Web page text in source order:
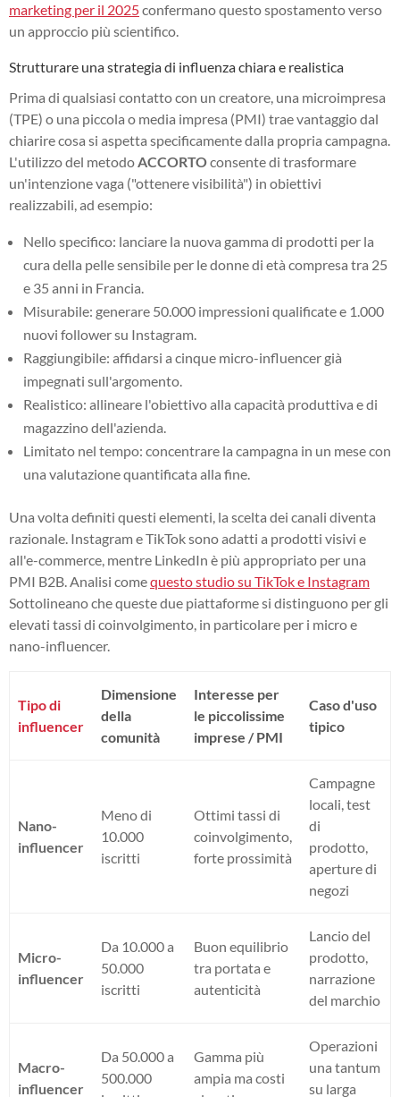
marketing per il 2025confermano questo spostamento verso
un approccio più scientifico.
Strutturare una strategia di influenza chiara e realistica
Prima di qualsiasi contatto con un creatore, una microimpresa
(TPE) o una piccola o media impresa (PMI) trae vantaggio dal
chiarire cosa si aspetta specificamente dalla propria campagna.
L'utilizzo del metodoACCORTOconsente di trasformare
un'intenzione vaga ("ottenere visibilità") in obiettivi
realizzabili, ad esempio:
Nello specifico: lanciare la nuova gamma di prodotti per la
cura della pelle sensibile per le donne di età compresa tra 25
e 35 anni in Francia.
Misurabile: generare 50.000 impressioni qualificate e 1.000
nuovi follower su Instagram.
Raggiungibile: affidarsi a cinque micro-influencer già
impegnati sull'argomento.
Realistico: allineare l'obiettivo alla capacità produttiva e di
magazzino dell'azienda.
Limitato nel tempo: concentrare la campagna in un mese con
una valutazione quantificata alla fine.
Una volta definiti questi elementi, la scelta dei canali diventa
razionale. Instagram e TikTok sono adatti a prodotti visivi e
all'e-commerce, mentre LinkedIn è più appropriato per una
PMI B2B. Analisi comequesto studio su TikTok e Instagram
Sottolineano che queste due piattaforme si distinguono per gli
elevati tassi di coinvolgimento, in particolare per i micro e
nano-influencer.
Tipo di
influencer
Dimensione
della
comunità
Interesse per
le piccolissime
imprese / PMI
Caso d'uso
tipico
Nano-
influencer
Meno di
10.000
iscritti
Ottimi tassi di
coinvolgimento,
forte prossimità
Campagne
locali, test
di
prodotto,
aperture di
negozi
Micro-
influencer
Da 10.000 a
50.000
iscritti
Buon equilibrio
tra portata e
autenticità
Lancio del
prodotto,
narrazione
del marchio
Macro-
influencer
Da 50.000 a
500.000
Gamma più
ampia ma costi
Operazioni
una tantum
su larga